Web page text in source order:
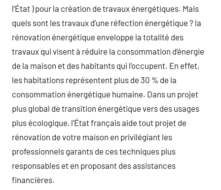
l’État ) pour la création de travaux énergétiques. Mais
quels sont les travaux d’une réfection énergétique ? la
rénovation énergétique enveloppe la totalité des
travaux qui visent à réduire la consommation d’énergie
de la maison et des habitants qui l’occupent. En effet,
les habitations représentent plus de 30 % de la
consommation énergétique humaine. Dans un projet
plus global de transition énergétique vers des usages
plus écologique, l’État français aide tout projet de
rénovation de votre maison en privilégiant les
professionnels garants de ces techniques plus
responsables et en proposant des assistances
financières.